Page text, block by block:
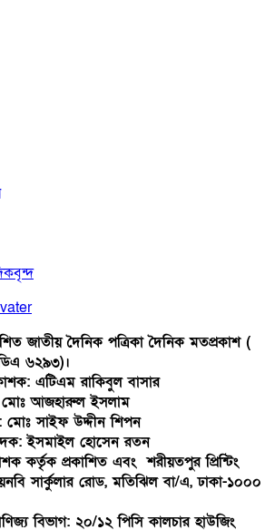
জাতীয় দৈনিক পত্রিকা দৈনিক মতপ্রকাশ (
ডিএ ৬২৯৩)।
এটিএম রাকিবুল বাসার
মোঃ আজহারুল ইসলাম
মোঃ সাইফ উদ্দীন শিপন
ইসমাইল হোসেন রতন
কর্তৃক প্রকাশিত এবং শরীয়তপুর প্রিন্টিং
সার্কুলার রোড, মতিঝিল বা/এ, ঢাকা-১০০০
বিভাগ: ২০/১২ পিসি কালচার হাউজিং